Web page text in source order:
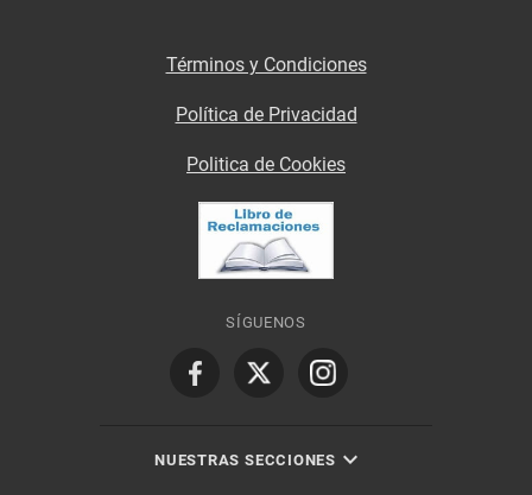
Términos y Condiciones
Política de Privacidad
Politica de Cookies
SÍGUENOS
NUESTRAS SECCIONES